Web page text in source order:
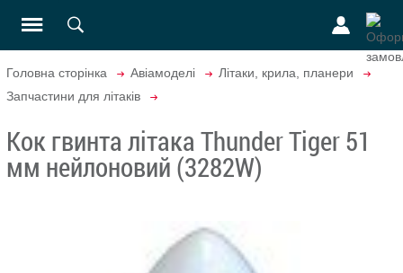
Головна сторінка Авіамоделі
Літаки, крила, планери
Запчастини для літаків
Кок гвинта літака Thunder Tiger 51
мм нейлоновий (3282W)